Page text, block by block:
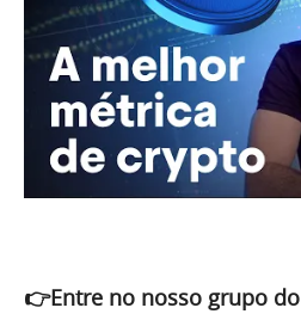
👉Entre no nosso grupo do